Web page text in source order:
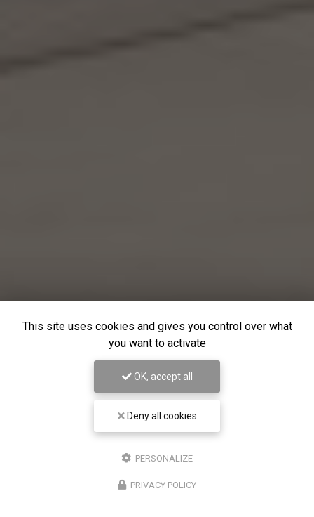
This site uses cookies and gives you control over what
you want to activate
OK, accept all
Deny all cookies
PERSONALIZE
PRIVACY POLICY